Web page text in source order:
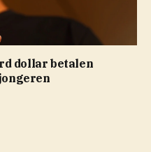
dollar betalen